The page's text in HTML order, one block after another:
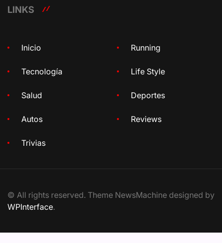
LINKS
Inicio Running
Tecnología Life Style
Salud Deportes
Autos Reviews
Trivias
© All rights reserved. Theme NewsMachine designed by
WPInterface.